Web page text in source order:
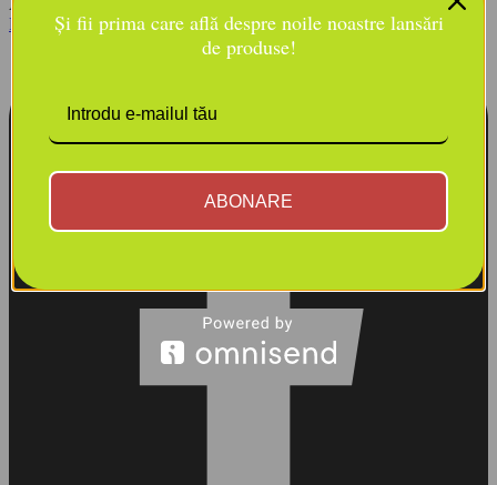
Aveți un cont.
Facebook-square
Și fii prima care află despre noile noastre lansări
de produse!
ABONARE